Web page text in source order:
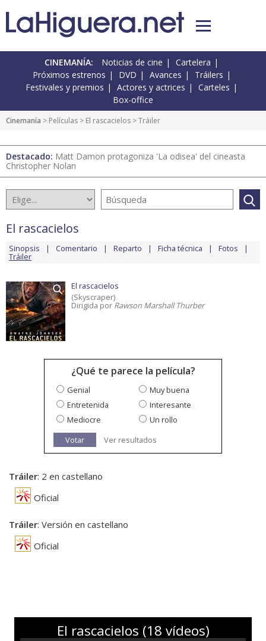
CINEMANÍA: Noticias de cine
Cartelera
Próximos estrenos
DVD Avances
Tráilers
Festivales y premios
Actores y actrices
Carteles
Box-office
Cinemanía > Películas > El rascacielos > Tráiler
Destacado: Matt Damon protagoniza 'La odisea' del cineasta
Christopher Nolan
El rascacielos
Sinopsis Comentario Reparto Ficha técnica Fotos
Tráiler
El rascacielos
(Skyscraper)
Dirigida por Rawson Marshall Thurber
¿Qué te parece la película?
Genial
Muy buena
Entretenida
Interesante
Mediocre
Un rollo
Votar
Ver resultados
Tráiler: 2 en castellano
Oficial
Tráiler: Versión en castellano
Oficial
El rascacielos (18 vídeos)